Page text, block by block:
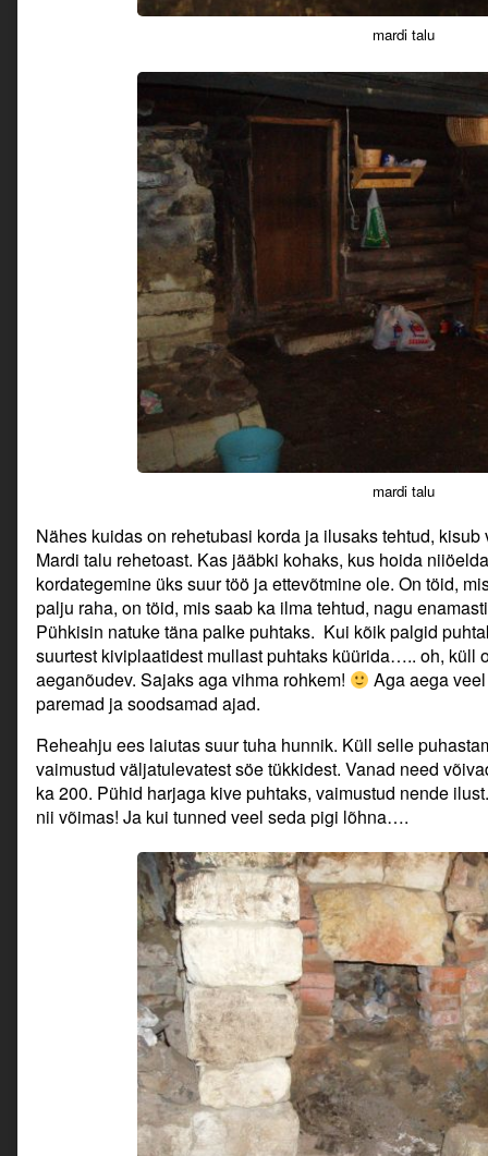
mardi talu
mardi talu
Nähes kuidas on rehetubasi korda ja ilusaks tehtud,
Mardi talu rehetoast. Kas jääbki kohaks, kus hoida
kordategemine üks suur töö ja ettevõtmine ole. On töid,
palju raha, on töid, mis saab ka ilma tehtud, nagu
Pühkisin natuke täna palke puhtaks. Kui kõik palgid
suurtest kiviplaatidest mullast puhtaks küürida….. oh, küll
aeganõudev. Sajaks aga vihma rohkem!
Aga aega
paremad ja soodsamad ajad.
Reheahju ees laiutas suur tuha hunnik. Küll selle
vaimustud väljatulevatest söe tükkidest. Vanad need
ka 200. Pühid harjaga kive puhtaks, vaimustud nende
nii võimas! Ja kui tunned veel seda pigi lõhna….